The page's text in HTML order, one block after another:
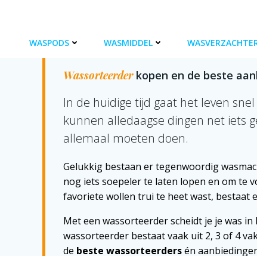
inhoud
WASPODS WASMIDDEL
WASSORTEERDER
Wassorteerderkopen en de beste
In de huidige tijd gaat het leven
kunnen alledaagse dingen net iets
allemaal moeten doen.
Gelukkig bestaan er tegenwoordig
nog iets soepeler te laten lopen en om te
favoriete wollen trui te heet wast, bestaat
Met een wassorteerder scheidt je je was
wassorteerder bestaat vaak uit 2, 3 of 4
de beste wassorteerdersén